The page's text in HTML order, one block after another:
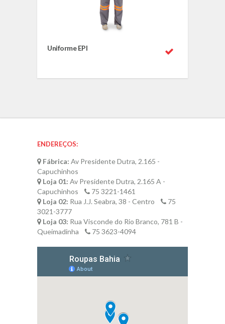
Uniforme EPI
ENDEREÇOS:
Fábrica: Av Presidente Dutra, 2.165 -
Capuchinhos
Loja 01: Av Presidente Dutra, 2.165 A -
Capuchinhos
75 3221-1461
Loja 02: Rua J.J. Seabra, 38 - Centro
75
3021-3777
Loja 03: Rua Visconde do Rio Branco, 781 B -
Queimadinha
75 3623-4094